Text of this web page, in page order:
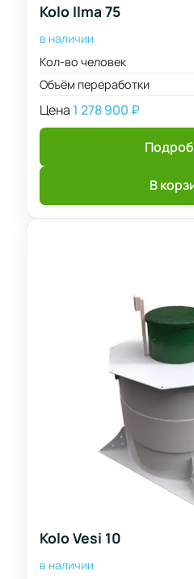
Kolo Ilma 75
в наличии
Кол-во человек
Объём переработки
Цена 1 278 900 ₽
В
Kolo Vesi 10
в наличии